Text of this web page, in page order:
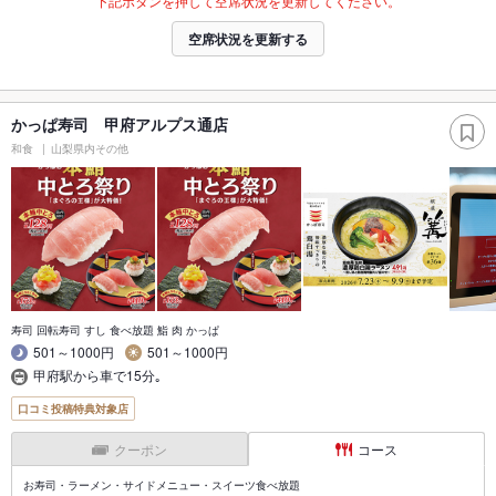
空席状況を更新する
かっぱ寿司 甲府アルプス通店
和食 山梨県内その他
寿司 回転寿司 すし 食べ放題 鮨 肉 かっぱ
501～1000円
501～1000円
甲府駅から車で15分｡
口コミ投稿特典対象店
クーポン コース
お寿司・ラーメン・サイドメニュー・スイーツ食べ放題